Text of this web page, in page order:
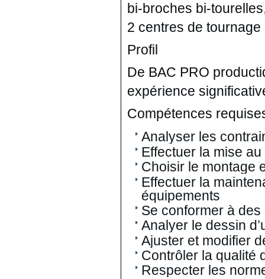
bi-broches bi-
2 centres de
Profil
De BAC PRO
expérience
Compétences
Analyser les
Effectuer la mise
Choisir le montage
Effectuer la
équipements
Se conformer à
Analyer le dessin
Ajuster et modifier
Contrôler la qualité
Respecter les